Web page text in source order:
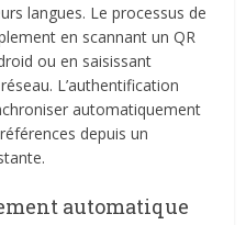
langues. Le processus de
en scannant un QR
ou en saisissant
L’authentification
automatiquement
depuis un
automatique